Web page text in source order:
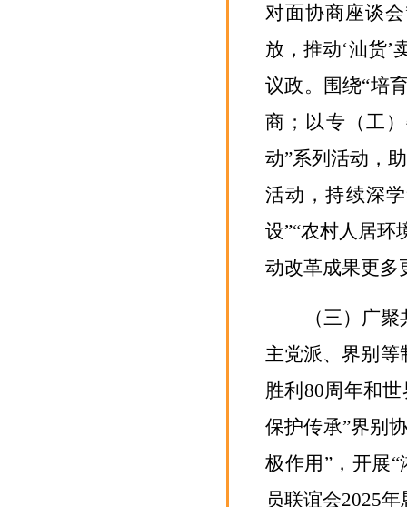
对面协商座谈会
放，推动‘汕货’
议政。围绕“培
商；以专（工
动”系列活动，
活动，持续深
设”“农村人居环
动改革成果更多
（三）广
主党派、界别等
胜利 80周年和
保护传承”界别
极作用”， 开展“
员联谊会2025年